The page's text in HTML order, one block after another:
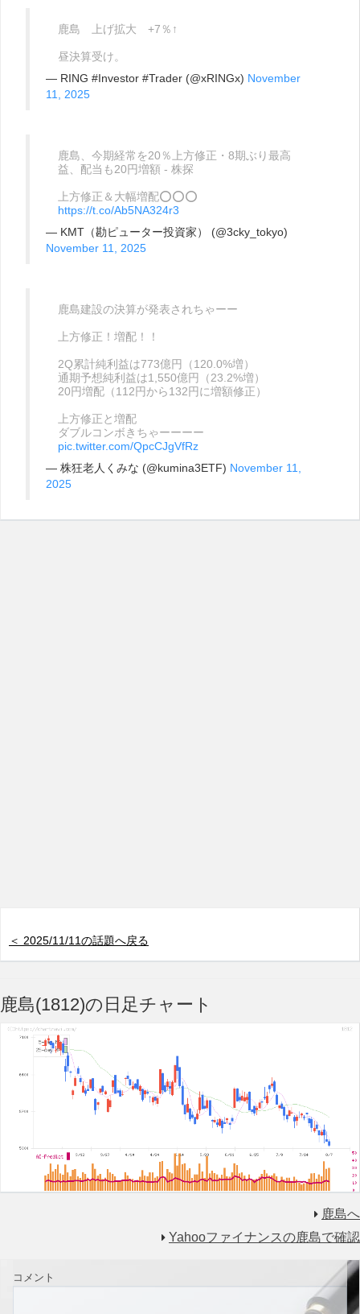
鹿島 上げ拡大 +7％↑
昼決算受け。
— RING #Investor #Trader (@xRINGx) November
11, 2025
鹿島、今期経常を20％上方修正・8期ぶり最高
益、配当も20円増額 - 株探
上方修正＆大幅増配⭕️⭕️⭕️
https://t.co/Ab5NA324r3
— KMT（勘ピューター投資家） (@3cky_tokyo)
November 11, 2025
鹿島建設の決算が発表されちゃーー
上方修正！増配！！
2Q累計純利益は773億円（120.0%増）
通期予想純利益は1,550億円（23.2%増）
20円増配（112円から132円に増額修正）
上方修正と増配
ダブルコンボきちゃーーーー
pic.twitter.com/QpcCJgVfRz
— 株狂老人くみな (@kumina3ETF) November 11,
2025
＜ 2025/11/11の話題へ戻る
鹿島(1812)の日足チャート
鹿島へ
Yahooファイナンスの鹿島で確認
コメント